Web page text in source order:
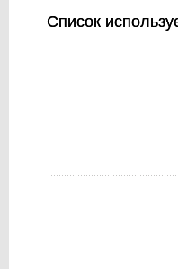
Список
Список